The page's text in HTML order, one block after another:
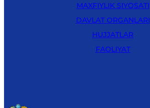
MAXFIYLIK SIYOSATI
DAVLAT ORGANLARI
HUJJATLAR
FAOLIYAT